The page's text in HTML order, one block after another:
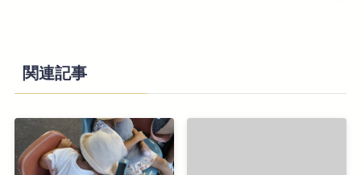
関連記事